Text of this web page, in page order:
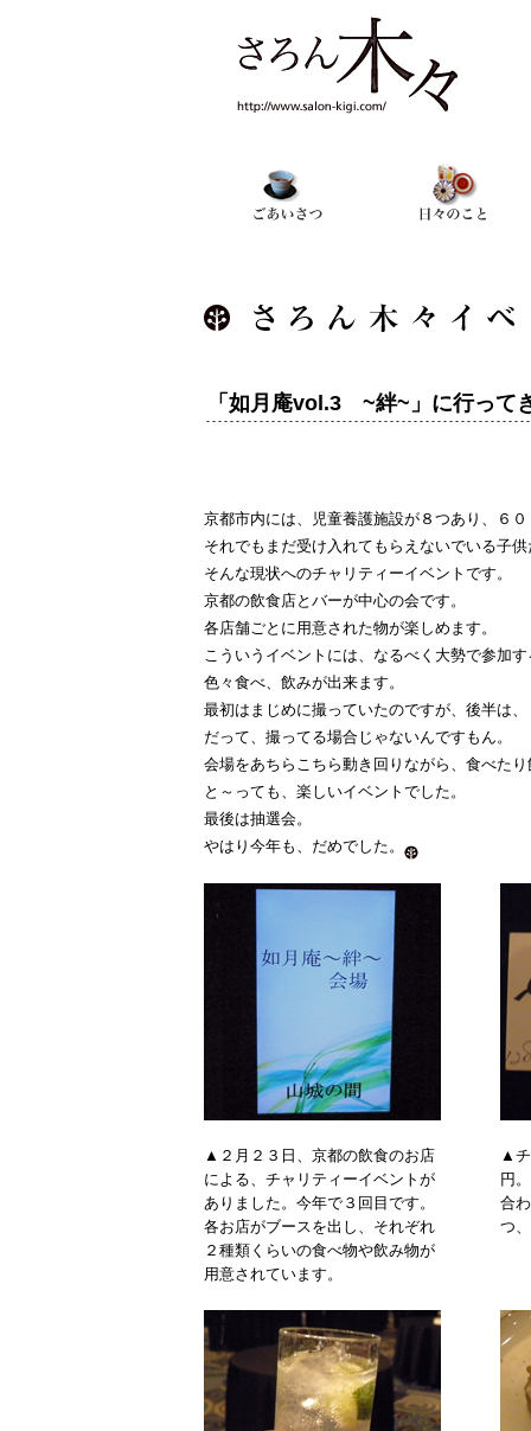
「如月庵vol.3 ~絆~」に行って
京都市内には、児童養護施設が８つあり、６
それでもまだ受け入れてもらえないでいる子
そんな現状へのチャリティーイベントです
京都の飲食店とバーが中心の会です。
各店舗ごとに用意された物が楽しめます。
こういうイベントには、なるべく大勢で参加
色々食べ、飲みが出来ます。
最初はまじめに撮っていたのですが、後半は
だって、撮ってる場合じゃないんですもん。
会場をあちらこちら動き回りながら、食べた
と～っても、楽しいイベントでした。
最後は抽選会。
やはり今年も、だめでした。
▲２月２３日、京都の飲食のお店
による、チャリティーイベントが
ありました。今年で３回目です。
各お店がブースを出し、それぞれ
２種類くらいの食べ物や飲み物が
用意されています。
▲チ
円
合
つ